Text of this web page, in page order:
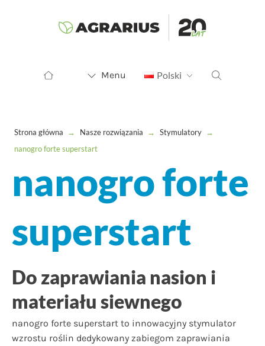
Menu Polski
Strona główna → Nasze rozwiązania → Stymulatory →
nanogro forte superstart
nanogro forte
superstart
Do zaprawiania nasion i
materiału siewnego
nanogro forte superstart to innowacyjny stymulator
wzrostu roślin dedykowany zabiegom zaprawiania